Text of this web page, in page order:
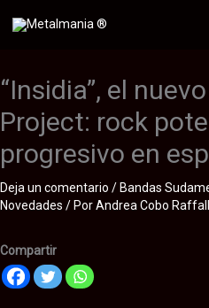
“Insidia”, el
Project: rock
progresivo en
Deja un comentario / Bandas
Novedades / PorAndrea Cobo
Compartir